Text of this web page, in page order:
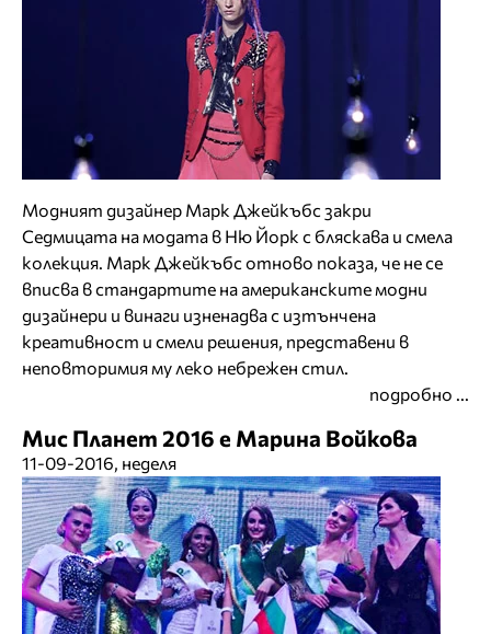
Модният дизайнер Марк Джейкъбс закри
Седмицата на модата в Ню Йорк с бляскава и смела
колекция. Марк Джейкъбс отново показа, че не се
вписва в стандартите на американските модни
дизайнери и винаги изненадва с изтънчена
креативност и смели решения, представени в
неповторимия му леко небрежен стил.
подробно ...
Мис Планет 2016 е Марина Войкова
11-09-2016, неделя